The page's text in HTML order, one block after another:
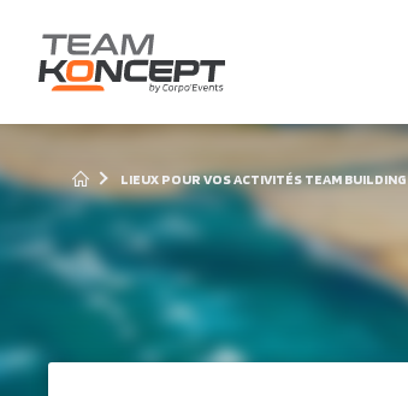
LIEUX POUR VOS ACTIVITÉS TEAM BUILDING